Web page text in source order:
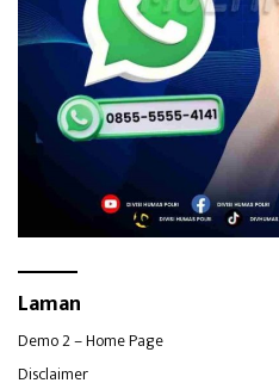
Laman
Demo 2 – Home Page
Disclaimer